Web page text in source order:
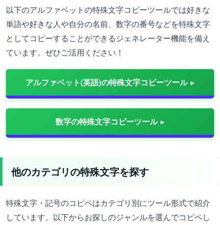
以下のアルファベットの特殊文字コピーツールでは好きな
単語や好きな人や自分の名前、数字の番号などを特殊文字
としてコピーすることができるジェネレーター機能を備え
ています。ぜひご活用ください！
アルファベット(英語)の特殊文字コピーツール
数字の特殊文字コピーツール
他のカテゴリの特殊文字を探す
特殊文字・記号のコピペはカテゴリ別にツール形式で紹介
しています。以下からお探しのジャンルを選んでコピペし